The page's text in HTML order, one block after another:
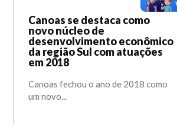
Canoas se destaca como
novo núcleo de
desenvolvimento econômico
da região Sul com atuações
em 2018
Canoas fechou o ano de 2018 como
um novo...